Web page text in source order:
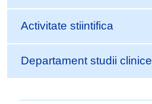
Activitate stiintifica
Departament studii clinice